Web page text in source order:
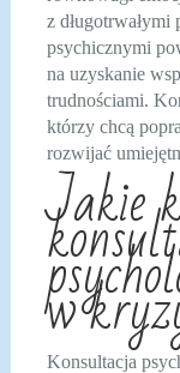
z
psychicznymi
na uzyskanie
trudnościami.
którzy chcą
rozwijać
Jakie
w
Konsultacja